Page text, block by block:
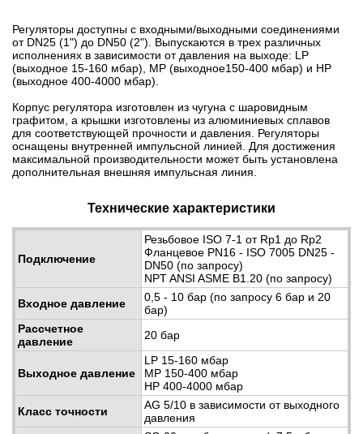
Регуляторы доступны с входными/выходными соединениями
от DN25 (1") до DN50 (2"). Выпускаются в трех различных
исполнениях в зависимости от давления на выходе: LP
(выходное 15-160 мбар), MP (выходное150-400 мбар) и HP
(выходное 400-4000 мбар).
Корпус регулятора изготовлен из чугуна с шаровидным
графитом, а крышки изготовлены из алюминиевых сплавов
для соответствующей прочности и давления. Регуляторы
оснащены внутренней импульсной линией. Для достижения
максимальной производительности может быть установлена
дополнительная внешняя импульсная линия.
Технические характеристики
Подключение
Резьбовое ISO 7-1 от Rp1 до Rp2
Фланцевое PN16 - ISO 7005 DN25 -
DN50 (по запросу)
NPT ANSI ASME B1.20 (по запросу)
Входное давление
0,5 - 10 бар (по запросу 6 бар и 20
бар)
Рассчетное
давление
20 бар
Выходное давление
LP 15-160 мбар
MP 150-400 мбар
HP 400-4000 мбар
Класс точности
AG 5/10 в зависимости от выходного
давления